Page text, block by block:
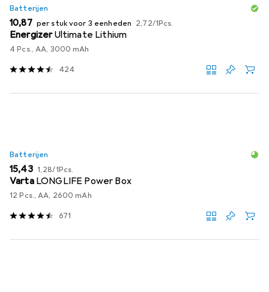
Batterijen
EUR
10,87 per stuk voor 3 eenheden EUR
2,72/1Pcs.
EnergizerUltimate Lithium
4 Pcs., AA, 3000 mAh
424
Batterijen
EUR
15,43 EUR
1,28/1Pcs.
Varta LONGLIFE Power Box
12 Pcs., AA, 2600 mAh
671